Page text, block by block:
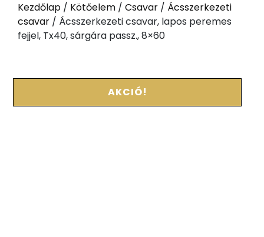
Kezdőlap / Kötőelem / Csavar / Ácsszerkezeti
csavar / Ácsszerkezeti csavar, lapos peremes
fejjel, Tx40, sárgára passz., 8×60
AKCIÓ!